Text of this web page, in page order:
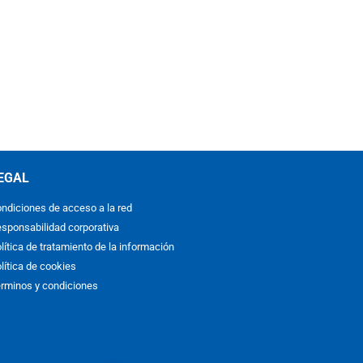
de acceso a la red
corporativa
de tratamiento de la información
de cookies
y condiciones